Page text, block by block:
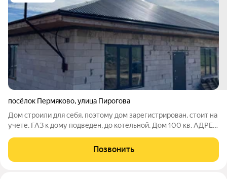
посёлок Пермяково,улица Пирогова
Дом строили для себя, поэтому дом зарегистрирован, стоит на
учете. ГАЗ к дому подведен, до котельной. Дом 100 кв. АДРЕС
Вентиляция работает. Электричество 15 кВт. 380. Отопление
радиаторы, пока
Позвонить